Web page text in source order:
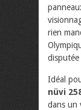
rien
disputée
Idéal
nüvi
dans un